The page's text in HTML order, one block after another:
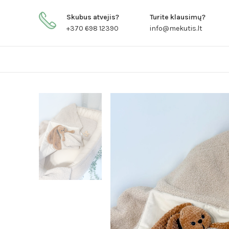
Skubus atvejis?
+370 698 12390
Turite klausimų?
info@mekutis.lt